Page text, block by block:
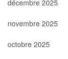
décembre 2025
novembre 2025
octobre 2025